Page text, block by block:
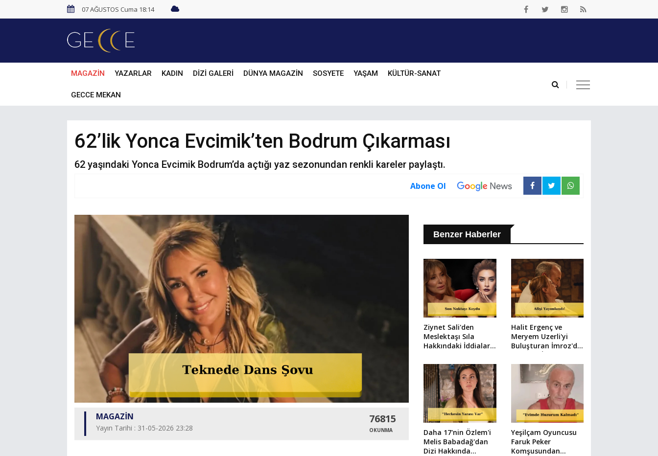
07 AĞUSTOS Cuma 18:14
MAGAZİN YAZARLAR KADIN DİZİ GALERİ DÜNYA MAGAZİN SOSYETE YAŞAM KÜLTÜR-SANAT
GECCE MEKAN
62’lik Yonca Evcimik’ten Bodrum Çıkarması
62 yaşındaki Yonca Evcimik Bodrum’da açtığı yaz sezonundan renkli kareler paylaştı.
Abone Ol
MAGAZİN
Yayın Tarihi : 31-05-2026 23:28
76815
OKUNMA
Benzer Haberler
Ziynet Sali'den
Meslektaşı Sıla
Hakkındaki İddialara
Halit Ergenç ve
Meryem Uzerli'yi
Buluşturan İmroz'da
Bahar'ın İlk Afişi Çıktı
Daha 17'nin Özlem'i
Melis Babadağ'dan
Dizi Hakkında
Yeşilçam Oyuncusu
Faruk Peker
Komşusundan